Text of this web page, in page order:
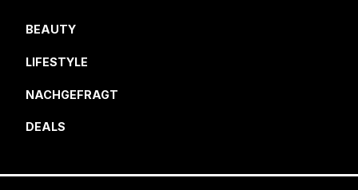
BEAUTY
LIFESTYLE
NACHGEFRAGT
DEALS